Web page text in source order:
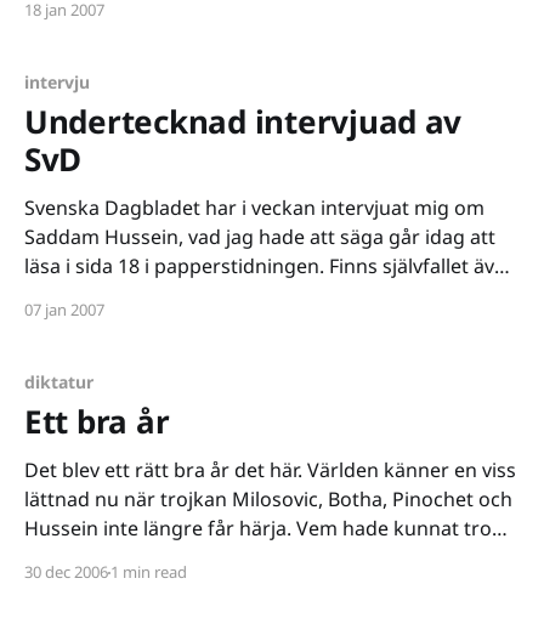
med SvD och ville ha en kommentar till den artikel
tidningen är
18 jan 2007
intervju
Undertecknad intervjuad av
SvD
Svenska Dagbladet har i veckan intervjuat mig om
Saddam Hussein, vad jag hade att säga går idag att
läsa i sida 18 i papperstidningen. Finns självfallet även
[http://www.tmn.nu/blog/2007/01/07/intervjun-
men man kan inte
07 jan 2007
diktatur
Ett bra år
Det blev ett rätt bra år det här. Världen känner en viss
lättnad nu när trojkan Milosovic, Botha, Pinochet och
Hussein inte längre får härja. Vem hade kunnat tro
ondskan efter den andra borta. Det återstår några
30 dec 20061 min read